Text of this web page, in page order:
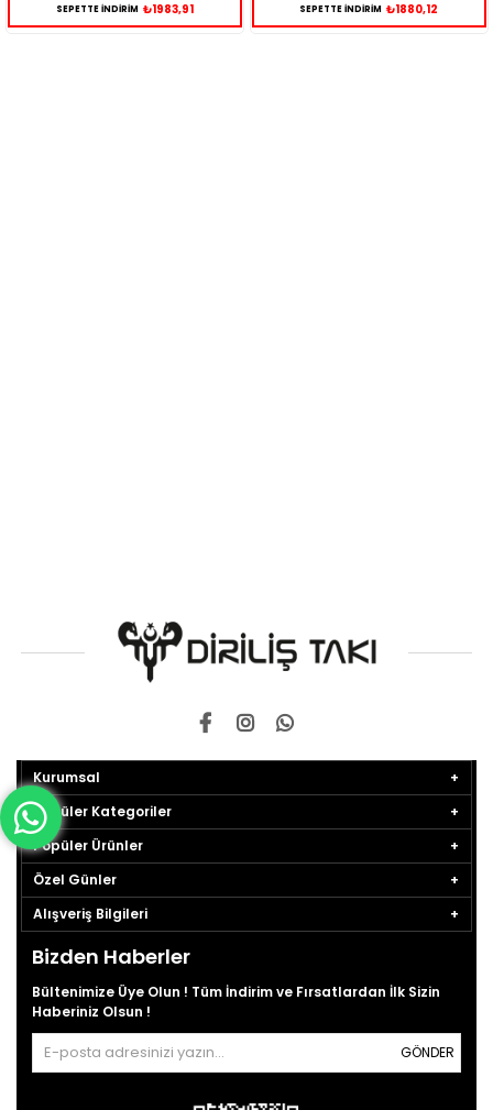
₺1983,91 SEPETTE İNDİRİM ₺1880,12 SEPETTE
Kurumsal
Popüler Kategoriler
Popüler Ürünler
Özel Günler
Alışveriş Bilgileri
Bizden Haberler
Bültenimize Üye Olun ! Tüm İndirim ve Fırsatlardan İlk Sizin
Haberiniz Olsun !
GÖNDER